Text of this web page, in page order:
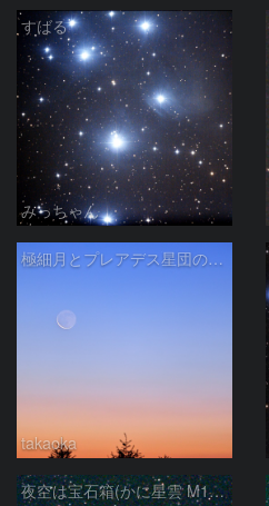
すばる
みっちゃん
極細月とプレアデス星団の接近
takaoka
夜空は宝石箱(かに星雲 M1) Seestar50